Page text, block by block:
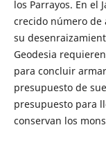
los Parrayos. En el
crecido número de
su
Geodesia
para concluir
presupuesto de
presupuesto para
conservan los